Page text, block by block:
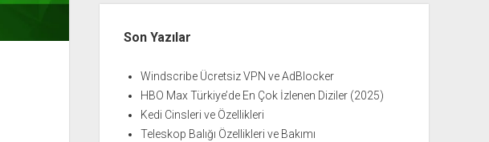
Son Yazılar
Windscribe Ücretsiz VPN ve AdBlocker
HBO Max Türkiye’de En Çok İzlenen Diziler (2025)
Kedi Cinsleri ve Özellikleri
Teleskop Balığı Özellikleri ve Bakımı